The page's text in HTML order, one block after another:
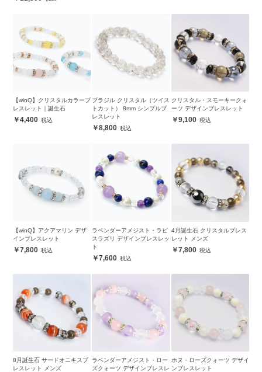
【winQ】クリスタルカラーブ
レスレット｜誕生石
4,400
ブラジル クリスタル（ツイス
トカット） 8mm シンプルブ
レスレット
8,800
クリスタル・スモーキークォ
ーツ デザインブレスレット
9,100
【winQ】アクアマリン デザ
インブレスレット
7,800
ラベンダーアメジスト・ラピ
スラズリ デザインブレスレッ
ト
7,600
4月誕生石 クリスタルブレス
レット メンズ
7,800
8月誕生石 サードオニキスブ
レスレット メンズ
ラベンダーアメジスト・ロー
ズクォーツ デザインブレスレ
ホヌ・ローズクォーツ デザイ
ンブレスレット